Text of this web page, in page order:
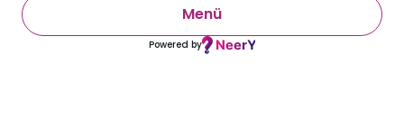
Menü
Powered by